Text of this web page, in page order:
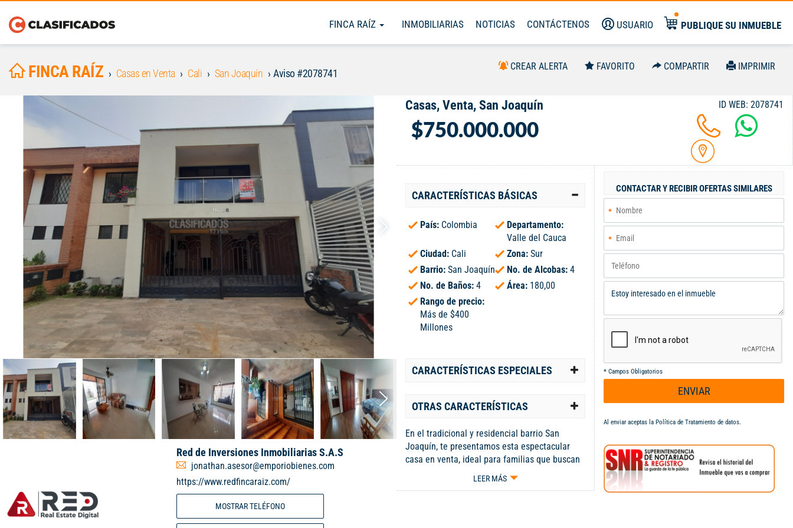
FINCA RAÍZ INMOBILIARIAS NOTICIAS CONTÁCTENOS USUARIO PUBLIQUE SU INMUEBLE
FINCA RAÍZ Casas en Venta Cali San Joaquín Aviso #2078741
CREAR ALERTA FAVORITO COMPARTIR IMPRIMIR
Red de Inversiones Inmobiliarias S.A.S
jonathan.asesor@emporiobienes.com
https://www.redfincaraiz.com/
MOSTRAR TELÉFONO
Casas, Venta, San Joaquín
$750.000.000
ID WEB: 2078741
CARACTERÍSTICAS BÁSICAS
País: Colombia
Departamento:
Valle del Cauca
Ciudad: Cali Zona: Sur
Barrio: San Joaquín No. de Alcobas: 4
No. de Baños: 4 Área: 180,00
Rango de precio:
Más de $400
Millones
CARACTERÍSTICAS ESPECIALES
OTRAS CARACTERÍSTICAS
En el tradicional y residencial barrio San
Joaquín, te presentamos esta espectacular
casa en venta, ideal para familias que buscan
comodidad, amplitud y una excelente
ubicación. La propiedad se encuentra
LEER MÁS
CONTACTAR Y RECIBIR OFERTAS SIMILARES
* Campos Obligatorios
ENVIAR
Al enviar aceptas la Política de Tratamiento de datos.